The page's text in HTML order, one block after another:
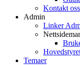
Kontakt oss
Admin
Linker
Temaer